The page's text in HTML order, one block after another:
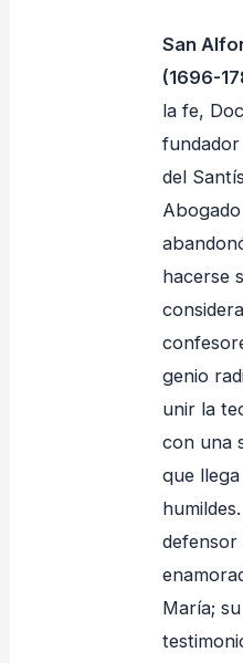
San
(1696-
la fe,
del
hacerse
genio
unir la
con una
que
defensor
María;